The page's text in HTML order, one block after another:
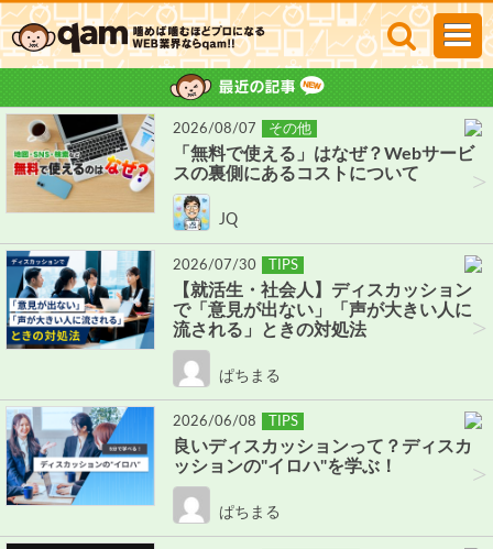
>
2026/08/07 その他
「無料で使える」はなぜ？Webサービ
スの裏側にあるコストについて
JQ
>
2026/07/30 TIPS
【就活生・社会人】ディスカッション
で「意見が出ない」「声が大きい人に
流される」ときの対処法
ぱちまる
>
2026/06/08 TIPS
良いディスカッションって？ディスカ
ッションの"イロハ"を学ぶ！
ぱちまる